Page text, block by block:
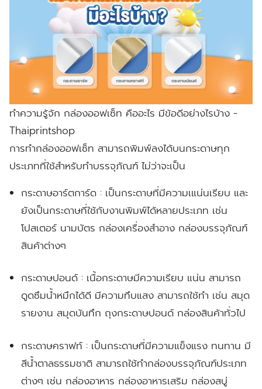
ทำความรู้จัก กล่องออฟเซ็ท คืออะไร มีข้อดีอย่างไรบ้าง -
Thaiprintshop
การทำกล่องออฟเซ็ท สามารถพิมพ์ลงได้บนกระดาษทุก
ประเภทที่ใช้สำหรับทำบรรจุภัณฑ์ ไม่ว่าจะเป็น
กระดาษอาร์ตการ์ด : เป็นกระดาษที่มีความเแน่นเรียบ และ
ยังเป็นกระดาษที่ใช้กับงานพิมพ์ได้หลายประเภท เช่น
โปสเตอร์ นามบัตร กล่องเครื่องสำอาง กล่องบรรจุภัณฑ์
สินค้าต่างๆ
กระดาษปอนด์ : เนื้อกระดาษมีความเรียบ แน่น สามารถ
ดูดซึมน้ำหมึกได้ดี มีความทึบแสง สามารถใช้ทำ เช่น สมุด
รายงาน สมุดบันทึก ถุงกระดาษปอนด์ กล่องสินค้าทั่วไป
กระดาษคราฟท์ : เป็นกระดาษที่มีความแข็งแรง ทนทาน มี
สีน้ำตาลธรรมชาติ สามารถใช้ทำกล่องบรรจุภัณฑ์ประเภท
ต่างๆ เช่น กล่องอาหาร กล่องอาหารเสริม กล่องสบู่